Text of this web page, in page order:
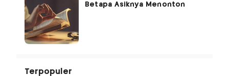
Betapa Asiknya Menonton
Terpopuler